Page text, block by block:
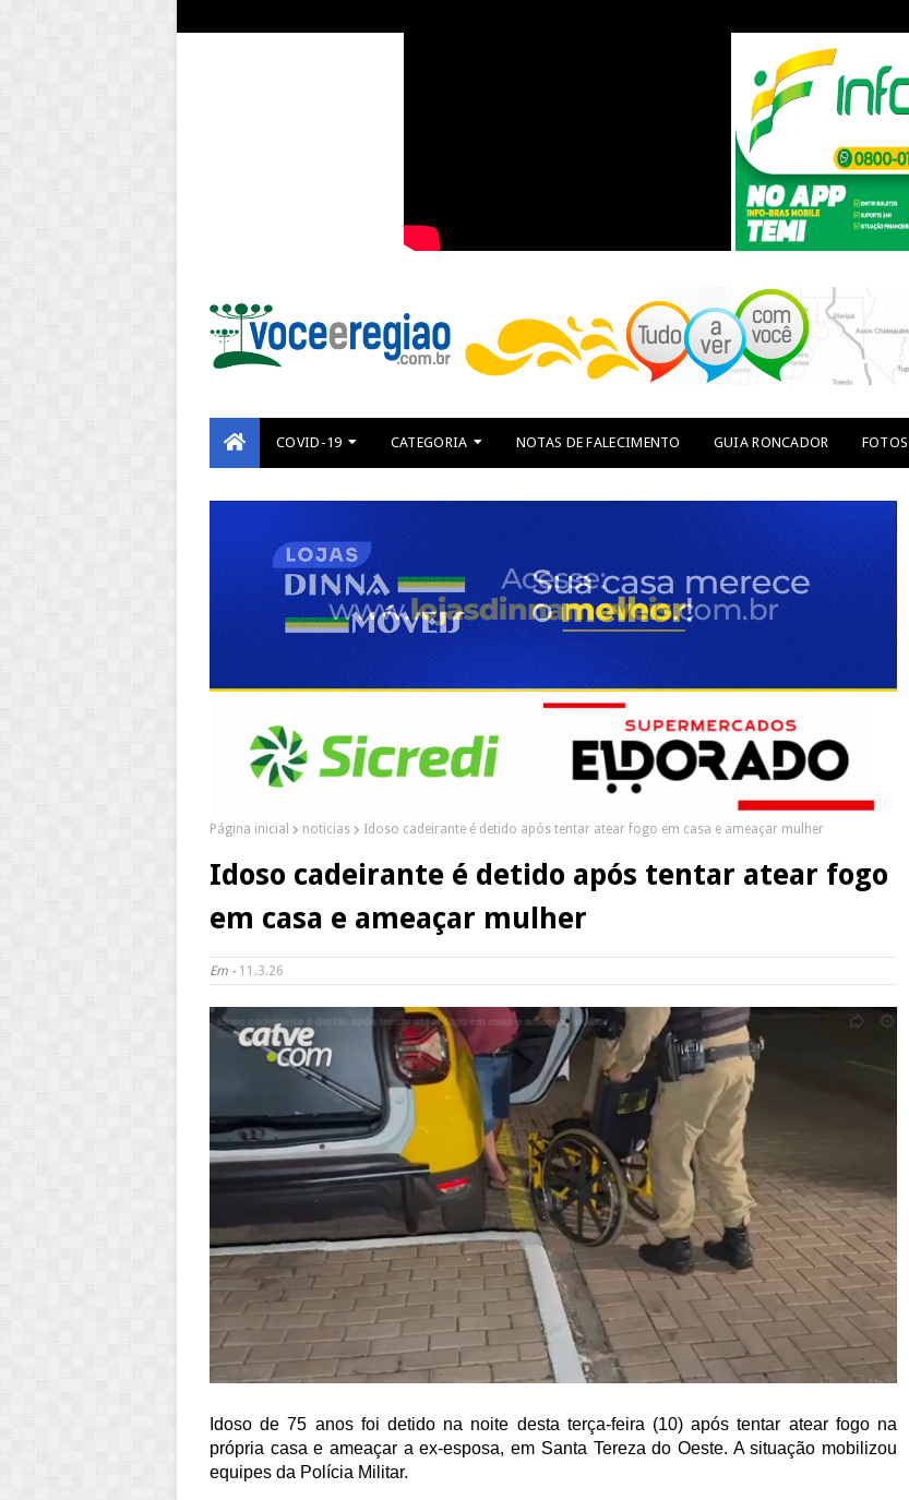
COVID-19 CATEGORIA NOTAS DE FALECIMENTO GUIA RONCADOR FOTOS
Página inicial noticias Idoso cadeirante é detido após tentar atear fogo em casa e ameaçar mulher
Idoso cadeirante é detido após tentar atear fogo
em casa e ameaçar mulher
Em - 11.3.26
Idoso de 75 anos foi detido na noite desta terça-feira (10) após tentar atear fogo na
própria casa e ameaçar a ex-esposa, em Santa Tereza do Oeste. A situação mobilizou
equipes da Polícia Militar.